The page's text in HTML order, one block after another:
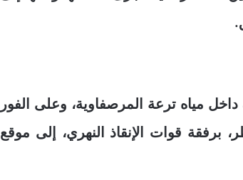
داخل مياه ترعة المرصفاوية، وعلى الفور
قوات الإنقاذ النهري، إلى موقع